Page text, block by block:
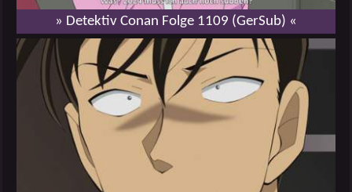
» Detektiv Conan Folge 1109 (GerSub) «